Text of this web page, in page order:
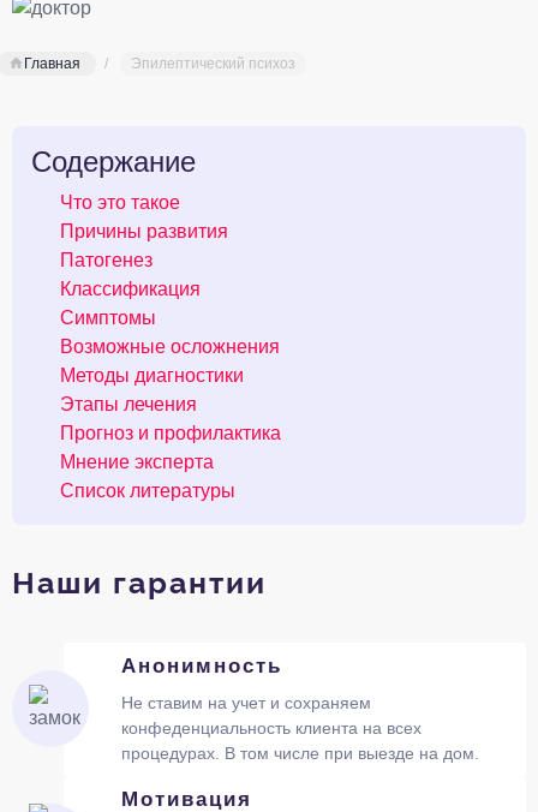
Главная Эпилептический психоз
Содержание
Что это такое
Причины развития
Патогенез
Классификация
Симптомы
Возможные осложнения
Методы диагностики
Этапы лечения
Прогноз и профилактика
Мнение эксперта
Список литературы
Наши гарантии
Анонимность
Не ставим на учет и сохраняем
конфеденциальность клиента на всех
процедурах. В том числе при выезде на дом.
Мотивация